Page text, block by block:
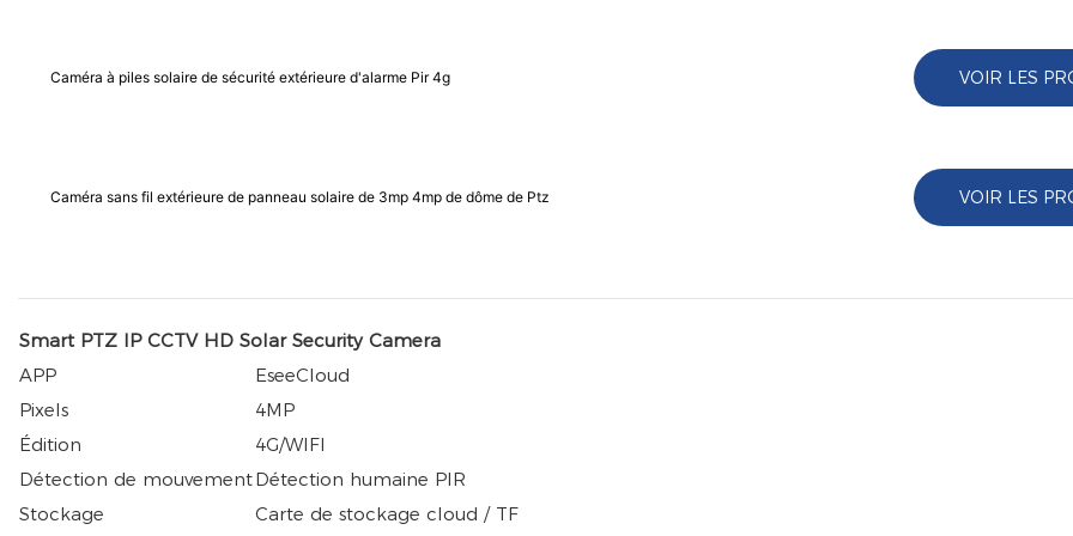
Caméra à piles solaire de sécurité extérieure d'alarme Pir 4g VOIR LES
Caméra sans fil extérieure de panneau solaire de 3mp 4mp de dôme de Ptz VOIR LES
Smart PTZ IP CCTV HD Solar Security Camera
APP
EseeCloud
Pixels
4MP
Édition
4G/WIFI
Détection de mouvementDétection humaine PIR
Stockage
Carte de stockage cloud / TF